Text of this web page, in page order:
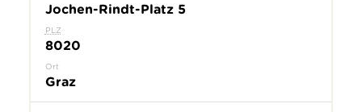
Jochen-Rindt-Platz 5
PLZ
8020
Ort
Graz